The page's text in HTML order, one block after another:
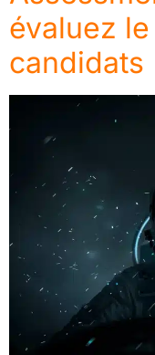
évaluez
candidats